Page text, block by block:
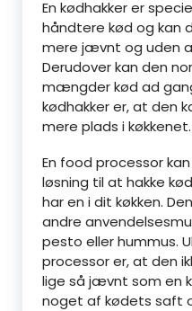
En kødhakker er
håndtere kød og kan
mere jævnt og uden
Derudover kan den
mængder kød ad
kødhakker er, at den
mere plads i køkkenet.
En food processor
løsning til at hakke
har en i dit køkken.
andre
pesto eller hummus.
processor er, at den
lige så jævnt som en
noget af kødets saft